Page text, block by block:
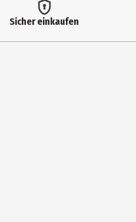
Artikelnummer des Herstellers
Sicher einkaufen